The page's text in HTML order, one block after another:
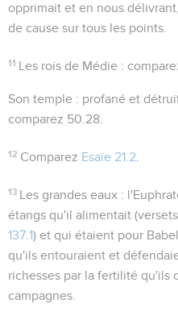
opprimait et en nous
de cause sur tous les points.
11 Les rois de Médie :
Son temple : profané et
comparez 50.28
12 Comparez Esaïe 21.2
13 Les grandes eaux :
étangs qu'il alimentait
137.1) et qui étaient pour
qu'ils entouraient et
richesses par la fertilité qu'ils
campagnes.